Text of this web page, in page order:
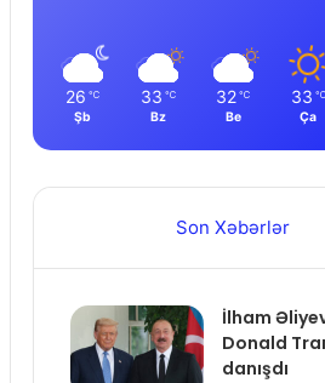
26 ℃
Şb
33 ℃
Bz
32 ℃
Be
33 ℃
Ça
Son Xəbərlər
İlham
Donald
danışdı